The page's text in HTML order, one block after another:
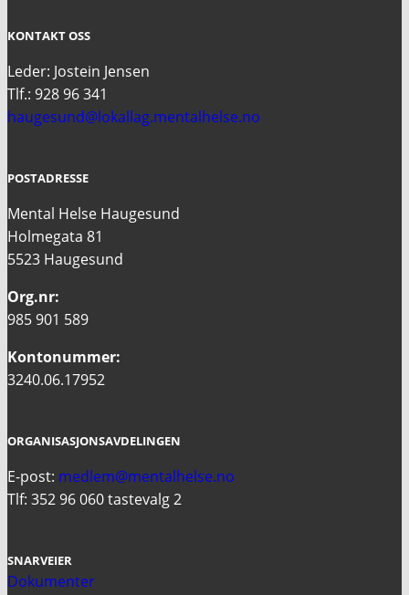
KONTAKT OSS
Leder: Jostein Jensen
Tlf.: 928 96 341
haugesund@lokallag.mentalhelse.no
POSTADRESSE
Mental Helse Haugesund
Holmegata 81
5523 Haugesund
Org.nr:
985 901 589
Kontonummer:
3240.06.17952
ORGANISASJONSAVDELINGEN
E-post: medlem@mentalhelse.no
Tlf: 352 96 060 tastevalg 2
SNARVEIER
Dokumenter